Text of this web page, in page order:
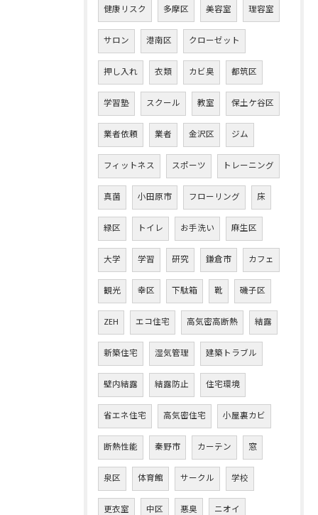
健康リスク 多摩区 美容室 理容室
サロン 港南区 クローゼット
押し入れ 衣類 カビ臭 都筑区
学習塾 スクール 教室 保土ケ谷区
業者依頼 業者 金沢区 ジム
フィットネス スポーツ トレーニング
真菌 小田原市 フローリング 床
緑区 トイレ お手洗い 麻生区
大学 学習 研究 鎌倉市 カフェ
観光 幸区 下駄箱 靴 磯子区
ZEH エコ住宅 高気密高断熱 結露
新築住宅 湿気管理 建築トラブル
壁内結露 結露防止 住宅環境
省エネ住宅 高気密住宅 小屋裏カビ
断熱性能 秦野市 カーテン 窓
泉区 体育館 サークル 学校
更衣室 中区 悪臭 ニオイ